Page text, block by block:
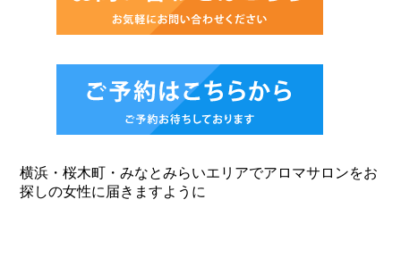
横浜・桜木町・みなとみらいエリアでアロマサロンをお
探しの女性に届きますように